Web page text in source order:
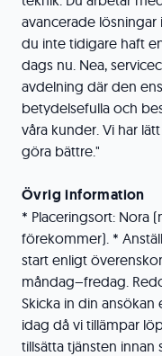
avancerade
du inte tidigare haft
dags nu. Nea,
avdelning där den
betydelsefulla och
våra kunder. Vi har
göra bättre."
Övrig information
* Placeringsort: Nora
förekommer). *
start enligt
måndag–fredag.
Skicka in din ansökan
idag då vi tillämpar
tillsätta tjänsten